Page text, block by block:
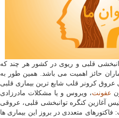
قلبی و ریوی در كشور هر چند كه
حائز اهمیت می باشد. همین طور به
كرونر قلب شایع ترین بیماری قلبی
عفونت، ویروس و یا مشكلات مادرزادی
آغازین كنگره توانبخشی قلبی، عروقی
متعددی در بروز این بیماری ها